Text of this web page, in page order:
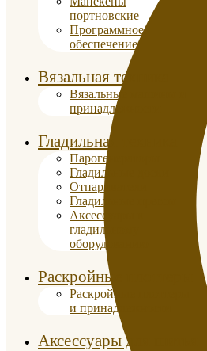
портновские
Программное
обеспечение
Вязальная техника
Вязальные машины и
принадлежности
Гладильная техника
Парогенераторы
Гладильные доски
Отпариватели
Гладильные прессы
Аксессуары к
гладильному
оборудованию
Раскройные плоттеры
Раскройные плоттеры
и принадлежности
Аксессуары для шитья